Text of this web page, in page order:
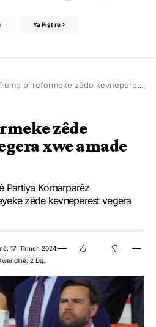
Ya Pişt re
bi reformeke zêde kevneperest vegera xwe amade dike
zêde
xwe amade
Partiya Komarparêz
zêde kevneperest vegera
17. Tîrmeh 2024
2 Dq.